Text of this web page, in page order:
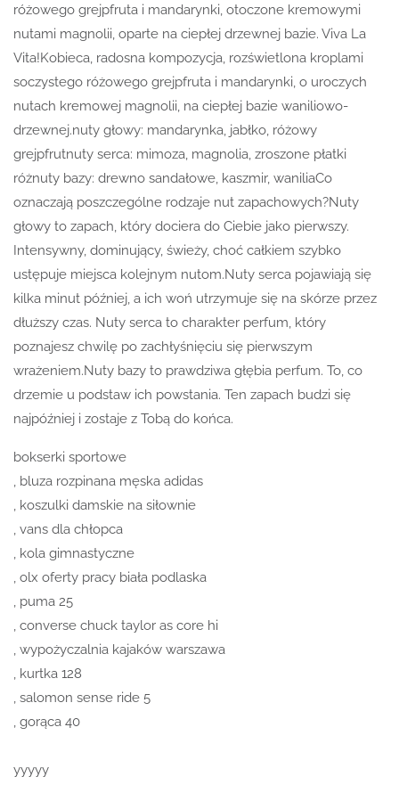
różowego grejpfruta i mandarynki, otoczone kremowymi
nutami magnolii, oparte na ciepłej drzewnej bazie. Viva La
Vita!Kobieca, radosna kompozycja, rozświetlona kroplami
soczystego różowego grejpfruta i mandarynki, o uroczych
nutach kremowej magnolii, na ciepłej bazie waniliowo-
drzewnej.nuty głowy: mandarynka, jabłko, różowy
grejpfrutnuty serca: mimoza, magnolia, zroszone płatki
różnuty bazy: drewno sandałowe, kaszmir, waniliaCo
oznaczają poszczególne rodzaje nut zapachowych?Nuty
głowy to zapach, który dociera do Ciebie jako pierwszy.
Intensywny, dominujący, świeży, choć całkiem szybko
ustępuje miejsca kolejnym nutom.Nuty serca pojawiają się
kilka minut później, a ich woń utrzymuje się na skórze przez
dłuższy czas. Nuty serca to charakter perfum, który
poznajesz chwilę po zachłyśnięciu się pierwszym
wrażeniem.Nuty bazy to prawdziwa głębia perfum. To, co
drzemie u podstaw ich powstania. Ten zapach budzi się
najpóźniej i zostaje z Tobą do końca.
bokserki sportowe
, bluza rozpinana męska adidas
, koszulki damskie na siłownie
, vans dla chłopca
, kola gimnastyczne
, olx oferty pracy biała podlaska
, puma 25
, converse chuck taylor as core hi
, wypożyczalnia kajaków warszawa
, kurtka 128
, salomon sense ride 5
, gorąca 40
yyyyy